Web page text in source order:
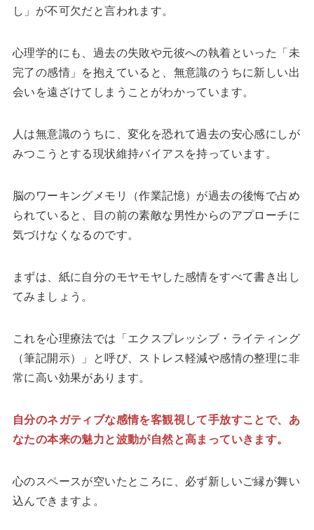
し」が不可欠だと言われます。
心理学的にも、過去の失敗や元彼への執着といった「未
完了の感情」を抱えていると、無意識のうちに新しい出
会いを遠ざけてしまうことがわかっています。
人は無意識のうちに、変化を恐れて過去の安心感にしが
みつこうとする現状維持バイアスを持っています。
脳のワーキングメモリ（作業記憶）が過去の後悔で占め
られていると、目の前の素敵な男性からのアプローチに
気づけなくなるのです。
まずは、紙に自分のモヤモヤした感情をすべて書き出し
てみましょう。
これを心理療法では「エクスプレッシブ・ライティング
（筆記開示）」と呼び、ストレス軽減や感情の整理に非
常に高い効果があります。
自分のネガティブな感情を客観視して手放すことで、あ
なたの本来の魅力と波動が自然と高まっていきます。
心のスペースが空いたところに、必ず新しいご縁が舞い
込んできますよ。